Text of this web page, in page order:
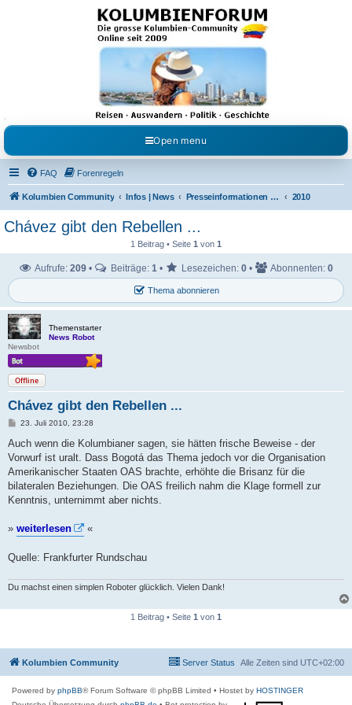
Kolumbienforum - Das
grosse Forum der
Freunde Kolumbiens
Reisen, Auswandern, Kultur, Politik, Geschichte und Visum in Kolumbien und Venezuela.
Austausch, Erfahrungen und Gemeinschaft im Kolumbienforum
Open menu
FAQ Forenregeln
Kolumbien Community Infos | News Presseinformationen & Neuigkeiten 2010
Chávez gibt den Rebellen ...
1 Beitrag • Seite 1 von 1
Thema abonnieren
Aufrufe: 209 • Beiträge: 1 • Lesezeichen: 0 • Abonnenten: 0
Themenstarter
News Robot
Newsbot
Offline
Chávez gibt den Rebellen ...
B
r
a
23. Juli 2010, 23:28
Auch wenn die Kolumbianer sagen, sie hätten frische Beweise - der
Vorwurf ist uralt. Dass Bogotá das Thema jedoch vor die Organisation
Amerikanischer Staaten OAS brachte, erhöhte die Brisanz für die
bilateralen Beziehungen. Die OAS freilich nahm die Klage formell zur
Kenntnis, unternimmt aber nichts.
» weiterlesen «
Quelle: Frankfurter Rundschau
Du machst einen simplen Roboter glücklich. Vielen Dank!
1 Beitrag • Seite 1 von 1
Kolumbien Community Alle Zeiten sind UTC+02:00
Server Status
Powered by phpBB® Forum Software © phpBB Limited • Hostet by HOSTINGER